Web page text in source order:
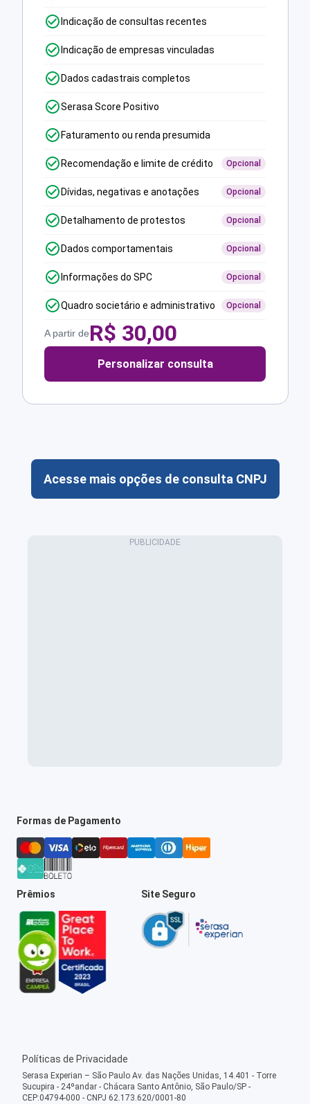
Indicação de consultas recentes
Indicação de empresas vinculadas
Dados cadastrais completos
Serasa Score Positivo
Faturamento ou renda presumida
Recomendação e limite de crédito Opcional
Dívidas, negativas e anotações Opcional
Detalhamento de protestos Opcional
Dados comportamentais Opcional
Informações do SPC Opcional
Quadro societário e administrativo Opcional
A partir deR$ 30,00
Personalizar consulta
Acesse mais opções de consulta CNPJ
Formas de Pagamento
Prêmios Site Seguro
Políticas de Privacidade
Serasa Experian – São Paulo Av. das Nações Unidas, 14.401 - Torre
Sucupira - 24ºandar - Chácara Santo Antônio, São Paulo/SP -
CEP:04794-000 - CNPJ 62.173.620/0001-80